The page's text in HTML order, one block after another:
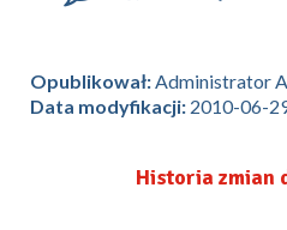
Opublikował:Administrator
Data modyfikacji: 2010-06-
Historia zmian